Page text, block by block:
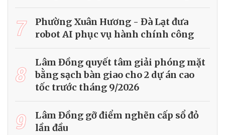
7
Phường Xuân Hương - Đà Lạt đưa
robot AI phục vụ hành chính công
8
Lâm Đồng quyết tâm giải phóng mặt
bằng sạch bàn giao cho 2 dự án cao
tốc trước tháng 9/2026
9
Lâm Đồng gỡ điểm nghẽn cấp sổ đỏ
lần đầu